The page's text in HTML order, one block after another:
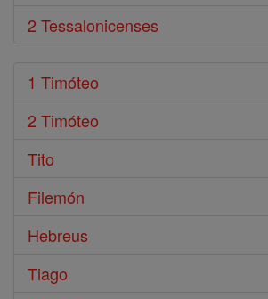
2 Tessalonicenses
1 Timóteo
2 Timóteo
Tito
Filemón
Hebreus
Tiago